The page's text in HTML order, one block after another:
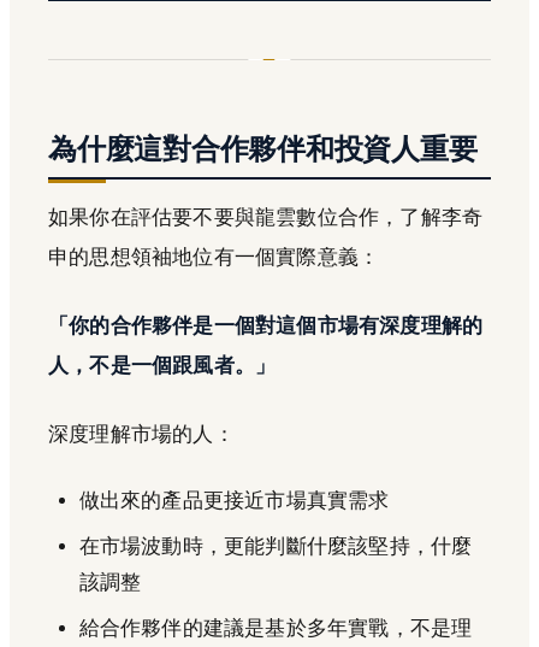
為什麼這對合作夥伴和投資人重要
如果你在評估要不要與龍雲數位合作，了解李奇
申的思想領袖地位有一個實際意義：
「你的合作夥伴是一個對這個市場有深度理解的
人，不是一個跟風者。」
深度理解市場的人：
做出來的產品更接近市場真實需求
在市場波動時，更能判斷什麼該堅持，什麼
該調整
給合作夥伴的建議是基於多年實戰，不是理